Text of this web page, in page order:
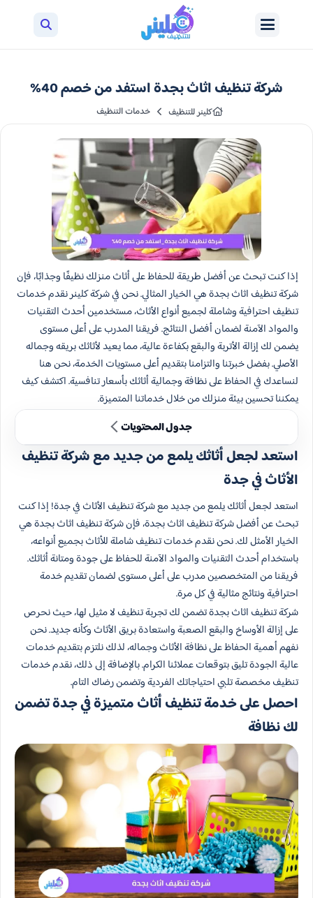
شركة تنظيف اثاث بجدة استفد من خصم 40%
كلينر للتنظيف خدمات التنظيف
إذا كنت تبحث عن أفضل طريقة للحفاظ على أثاث منزلك نظيفًا وجذابًا، فإن
شركة تنظيف اثاث بجدة هي الخيار المثالي. نحن في شركة كلينر نقدم خدمات
تنظيف احترافية وشاملة لجميع أنواع الأثاث، مستخدمين أحدث التقنيات
والمواد الآمنة لضمان أفضل النتائج. فريقنا المدرب على أعلى مستوى
يضمن لك إزالة الأتربة والبقع بكفاءة عالية، مما يعيد لأثاثك بريقه وجماله
الأصلي. بفضل خبرتنا والتزامنا بتقديم أعلى مستويات الخدمة، نحن هنا
لنساعدك في الحفاظ على نظافة وجمالية أثاثك بأسعار تنافسية. اكتشف كيف
يمكننا تحسين بيئة منزلك من خلال خدماتنا المتميزة.
جدول المحتويات
استعد لجعل أثاثك يلمع من جديد مع شركة تنظيف
الأثاث في جدة
استعد لجعل أثاثك يلمع من جديد مع شركة تنظيف الأثاث في جدة! إذا كنت
تبحث عن أفضل شركة تنظيف اثاث بجدة، فإن شركة تنظيف اثاث بجدة هي
الخيار الأمثل لك. نحن نقدم خدمات تنظيف شاملة للأثاث بجميع أنواعه،
باستخدام أحدث التقنيات والمواد الآمنة للحفاظ على جودة ومتانة أثاثك.
فريقنا من المتخصصين مدرب على أعلى مستوى لضمان تقديم خدمة
احترافية ونتائج مثالية في كل مرة.
شركة تنظيف اثاث بجدة تضمن لك تجربة تنظيف لا مثيل لها، حيث نحرص
على إزالة الأوساخ والبقع الصعبة واستعادة بريق الأثاث وكأنه جديد. نحن
نفهم أهمية الحفاظ على نظافة الأثاث وجماله، لذلك نلتزم بتقديم خدمات
عالية الجودة تليق بتوقعات عملائنا الكرام. بالإضافة إلى ذلك، نقدم خدمات
تنظيف مخصصة تلبي احتياجاتك الفردية وتضمن رضاك التام.
احصل على خدمة تنظيف أثاث متميزة في جدة تضمن
لك نظافة